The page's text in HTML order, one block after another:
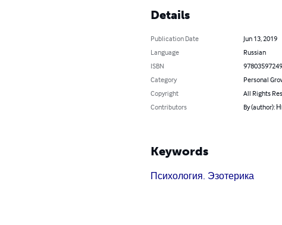
Details
Publication Date
Jun 13, 2019
Language
Russian
ISBN
Category
Personal
Copyright
All Rights
Contributors
By (author):
Keywords
Психология. Эзотерика